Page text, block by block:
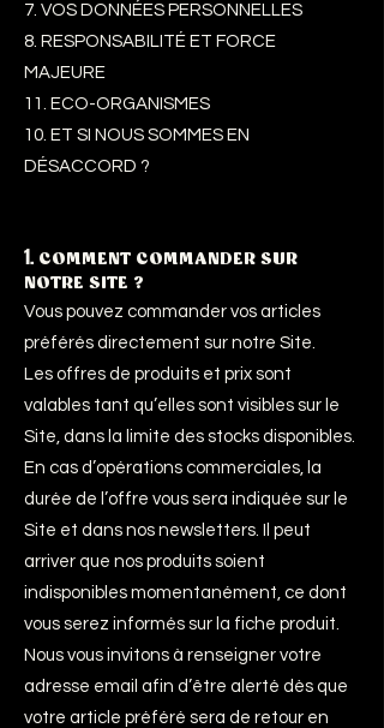
7. VOS DONNÉES PERSONNELLES
8. RESPONSABILITÉ ET FORCE
MAJEURE
11. ECO-ORGANISMES
10. ET SI NOUS SOMMES EN
DÉSACCORD ?
1. COMMENT COMMANDER SUR
NOTRE SITE ?
Vous pouvez commander vos articles
préférés directement sur notre Site.
Les offres de produits et prix sont
valables tant qu’elles sont visibles sur le
Site, dans la limite des stocks disponibles.
En cas d’opérations commerciales, la
durée de l’offre vous sera indiquée sur le
Site et dans nos newsletters. Il peut
arriver que nos produits soient
indisponibles momentanément, ce dont
vous serez informés sur la fiche produit.
Nous vous invitons à renseigner votre
adresse email afin d’être alerté dès que
votre article préféré sera de retour en